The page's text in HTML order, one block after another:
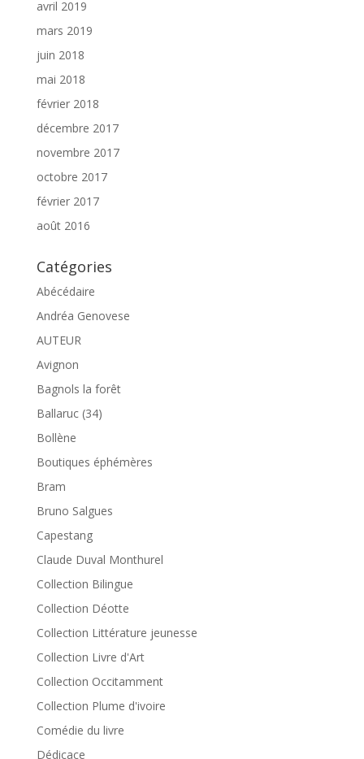
avril 2019
mars 2019
juin 2018
mai 2018
février 2018
décembre 2017
novembre 2017
octobre 2017
février 2017
août 2016
Catégories
Abécédaire
Andréa Genovese
AUTEUR
Avignon
Bagnols la forêt
Ballaruc (34)
Bollène
Boutiques éphémères
Bram
Bruno Salgues
Capestang
Claude Duval Monthurel
Collection Bilingue
Collection Déotte
Collection Littérature jeunesse
Collection Livre d'Art
Collection Occitamment
Collection Plume d'ivoire
Comédie du livre
Dédicace